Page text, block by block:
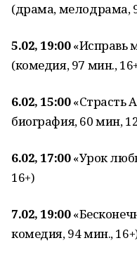
(драма, мелодрама,
5.02, 19:00«Исправь
(комедия, 97 мин.,
6.02, 15:00«Страсть
биография, 60 мин,
6.02, 17:00«Урок
16+)
7.02, 19:00
комедия, 94 мин.,